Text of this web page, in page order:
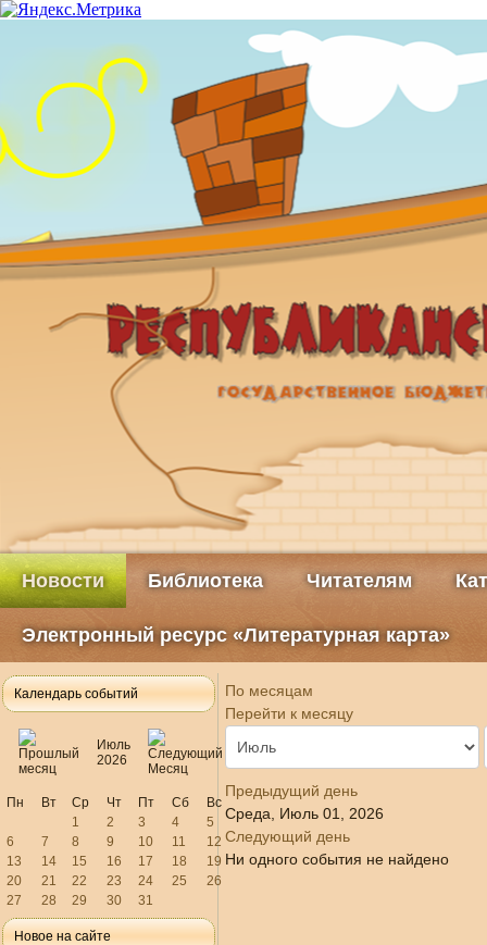
Новости Библиотека Читателям
Электронный ресурс «Литературная карта»
Календарь событий
Июль
2026
Пн Вт Ср Чт Пт Сб
Вс
1
2 3 4
5
6
7 8 9 10 11
12
13
14 15 16 17 18
19
20
21 22 23 24 25
26
27
28 29 30 31
Новое на сайте
По месяцам
Перейти к месяцу
Предыдущий день
Среда, Июль 01, 2026
Следующий день
Ни одного события не найдено